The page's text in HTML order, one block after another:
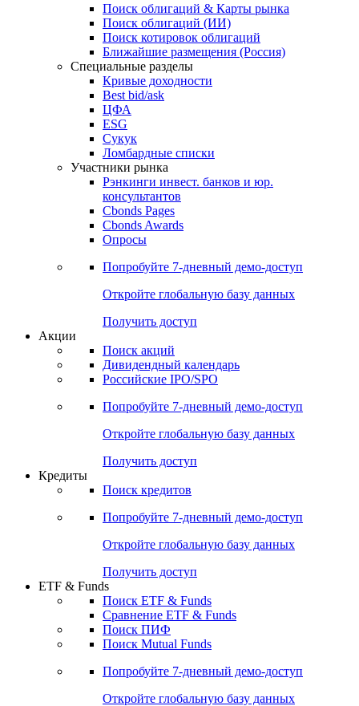
Поиск облигаций & Карты рынка
Поиск облигаций (ИИ)
Поиск котировок облигаций
Ближайшие размещения (Россия)
Специальные разделы
Кривые доходности
Best bid/ask
ЦФА
ESG
Сукук
Ломбардные списки
Участники рынка
Рэнкинги инвест. банков и юр.
консультантов
Cbonds Pages
Cbonds Awards
Опросы
Попробуйте 7-дневный демо-доступ
Откройте глобальную базу данных
Получить доступ
Акции
Поиск акций
Дивидендный календарь
Российские IPO/SPO
Попробуйте 7-дневный демо-доступ
Откройте глобальную базу данных
Получить доступ
Кредиты
Поиск кредитов
Попробуйте 7-дневный демо-доступ
Откройте глобальную базу данных
Получить доступ
ETF & Funds
Поиск ETF & Funds
Сравнение ETF & Funds
Поиск ПИФ
Поиск Mutual Funds
Попробуйте 7-дневный демо-доступ
Откройте глобальную базу данных